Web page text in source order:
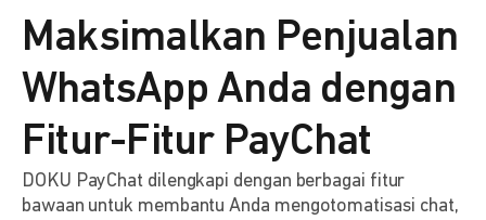
Maksimalkan Penjualan
WhatsApp Anda dengan
Fitur-Fitur PayChat
DOKU PayChat dilengkapi dengan berbagai fitur
bawaan untuk membantu Anda mengotomatisasi chat,